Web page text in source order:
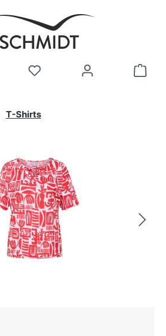
T-Shirts